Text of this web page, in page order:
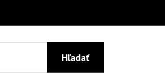
Hľadať